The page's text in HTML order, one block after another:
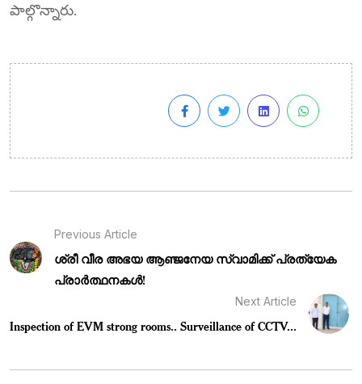
పాల్గొన్నారు.
Previous Article
ശ്രീ വീര അഭയ ആഞ്ജനേയ സ്വാമിക്ക് പ്രത്യേക
പ്രാർത്ഥനകൾ!
Next Article
Inspection of EVM strong rooms.. Surveillance of CCTV...